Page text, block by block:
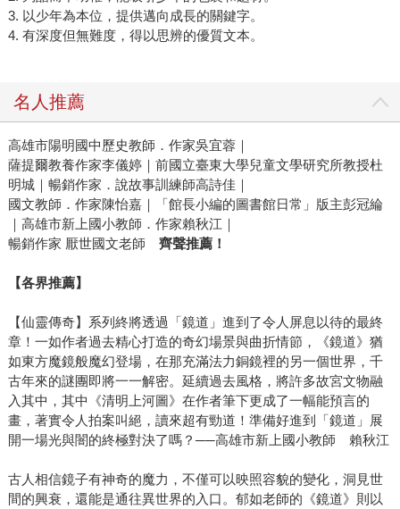
3. 以少年為本位，提供邁向成長的關鍵字。
4. 有深度但無難度，得以思辨的優質文本。
名人推薦
高雄市陽明國中歷史教師．作家吳宜蓉｜
薩提爾教養作家李儀婷｜前國立臺東大學兒童文學研究所教授杜
明城｜暢銷作家．說故事訓練師高詩佳｜
國文教師．作家陳怡嘉｜「館長小編的圖書館日常」版主彭冠綸
｜高雄市新上國小教師．作家賴秋江｜
暢銷作家 厭世國文老師 齊聲推薦！
【各界推薦】
【仙靈傳奇】系列終將透過「鏡道」進到了令人屏息以待的最終
章！一如作者過去精心打造的奇幻場景與曲折情節，《鏡道》猶
如東方魔鏡般魔幻登場，在那充滿法力銅鏡裡的另一個世界，千
古年來的謎團即將一一解密。延續過去風格，將許多故宮文物融
入其中，其中《清明上河圖》在作者筆下更成了一幅能預言的
畫，著實令人拍案叫絕，讀來超有勁道！準備好進到「鏡道」展
開一場光與闇的終極對決了嗎？──高雄市新上國小教師 賴秋江
古人相信鏡子有神奇的魔力，不僅可以映照容貌的變化，洞見世
間的興衰，還能是通往異世界的入口。郁如老師的《鏡道》則以